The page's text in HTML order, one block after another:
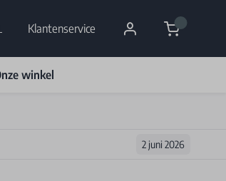
Klantenservice Cart
winkel
2 juni 2026